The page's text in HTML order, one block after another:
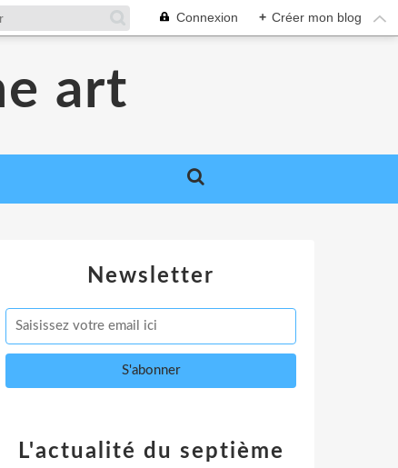
Connexion + Créer mon blog
art
Newsletter
L'actualité du septième